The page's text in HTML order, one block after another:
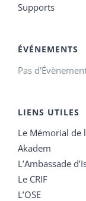
Supports
ÉVÉNEMENTS
Pas
LIENS UTILES
Le Mémorial de
Akadem
L’Ambassade
Le CRIF
L’OSE